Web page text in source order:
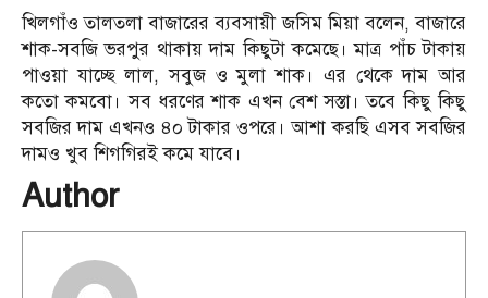
খিলগাঁও তালতলা বাজারের ব্যবসায়ী জসিম মিয়া বলেন, বাজারে
শাক-সবজি ভরপুর থাকায় দাম কিছুটা কমেছে। মাত্র পাঁচ টাকায়
পাওয়া যাচ্ছে লাল, সবুজ ও মুলা শাক। এর থেকে দাম আর
কতো কমবো। সব ধরণের শাক এখন বেশ সস্তা। তবে কিছু কিছু
সবজির দাম এখনও ৪০ টাকার ওপরে। আশা করছি এসব সবজির
দামও খুব শিগগিরই কমে যাবে।
Author